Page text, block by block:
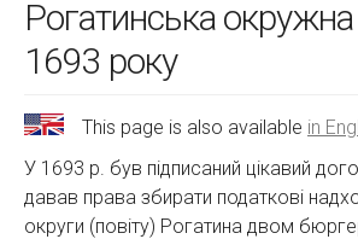
Рогатинська
1693 року
This page is also available in
У 1693 р. був підписаний цікавий
давав права збирати податкові
округи (повіту) Рогатина двом